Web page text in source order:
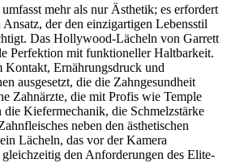
mehr als nur Ästhetik; es erfordert
der den einzigartigen Lebensstil
Das Hollywood-Lächeln von Garrett
Perfektion mit funktioneller Haltbarkeit.
Kontakt, Ernährungsdruck und
ausgesetzt, die die Zahngesundheit
Zahnärzte, die mit Profis wie Temple
die Kiefermechanik, die Schmelzstärke
neben den ästhetischen
Lächeln, das vor der Kamera
den Anforderungen des Elite-